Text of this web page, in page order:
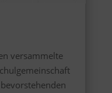
versammelte